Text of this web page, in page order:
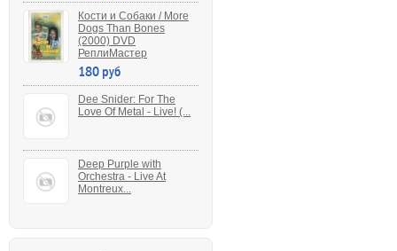
Кости и Собаки / More
Dogs Than Bones
(2000) DVD
РеплиМастер
180 руб
Dee Snider: For The
Love Of Metal - Live! (...
Deep Purple with
Orchestra - Live At
Montreux...